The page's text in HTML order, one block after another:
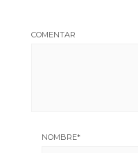
COMENTAR
NOMBRE*